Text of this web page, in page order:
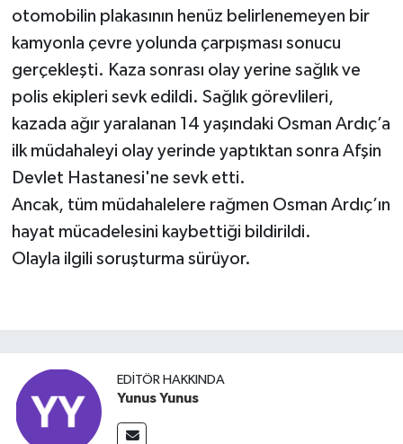
otomobilin plakasının henüz belirlenemeyen bir
kamyonla çevre yolunda çarpışması sonucu
gerçekleşti. Kaza sonrası olay yerine sağlık ve
polis ekipleri sevk edildi. Sağlık görevlileri,
kazada ağır yaralanan 14 yaşındaki Osman Ardıç’a
ilk müdahaleyi olay yerinde yaptıktan sonra Afşin
Devlet Hastanesi'ne sevk etti.
Ancak, tüm müdahalelere rağmen Osman Ardıç’ın
hayat mücadelesini kaybettiği bildirildi.
Olayla ilgili soruşturma sürüyor.
EDITÖR HAKKINDA
Yunus Yunus